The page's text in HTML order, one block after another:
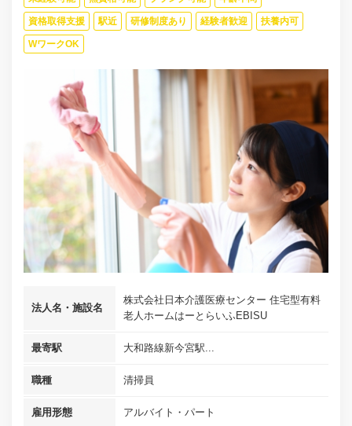
資格取得支援 駅近 研修制度あり 経験者歓迎 扶養内可
WワークOK
法人名・施設名
株式会社日本介護医療センター 住宅型有料
老人ホームはーとらいふEBISU
最寄駅 大和路線新今宮駅...
職種 清掃員
雇用形態 アルバイト・パート